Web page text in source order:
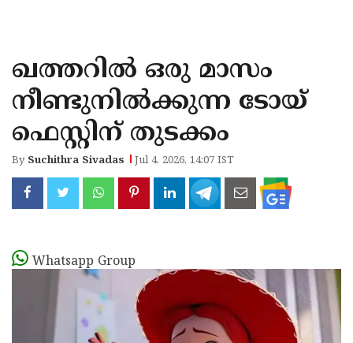
KANNUR
KASARAGOD
ഖത്തറില്‍ ഒരു മാസം
നീണ്ടുനില്‍ക്കുന്ന ടോയ്
ഫെസ്റ്റിന് തുടക്കം
By Suchithra Sivadas Jul 4, 2026, 14:07 IST
Whatsapp Group